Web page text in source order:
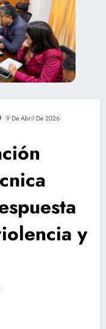
9 De Abril De 2026
y